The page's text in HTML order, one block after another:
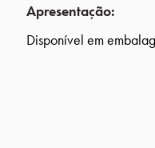
Apresentação:
Disponível em